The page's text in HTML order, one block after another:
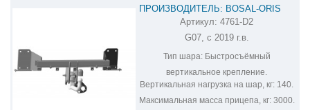
ПРОИЗВОДИТЕЛЬ: BOSAL-ORIS
ФАРКОП НА BMW X7 4761-D2
Артикул: 4761-D2
G07, с 2019 г.в.
Тип шара:Быстросъёмный
вертикальное крепление.
Вертикальная нагрузка на шар, кг: 140.
Максимальная масса прицепа, кг:3000.